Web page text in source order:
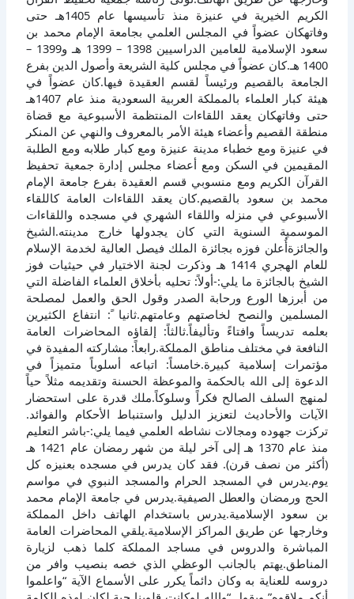
الكريم الخيرية في عنيزة منذ تأسيسها عام 1405هـ حتى
وفاتهكان عضواً في المجلس العلمي بجامعة الإمام محمد بن
سعود الإسلامية للعامين الدراسيين 1398 – 1399 هـ و1399 –
1400 هـ.كان عضواً في مجلس كلية الشريعة وأصول الدين بفرع
الجامعة بالقصيم ورئيساً لقسم العقيدة فيها.كان عضواً في
هيئة كبار العلماء بالمملكة العربية السعودية منذ عام 1407هـ
حتى وفاتهكان يعقد اللقاءات المنتظمة الأسبوعية مع قضاة
منطقة القصيم وأعضاء هيئة الأمر بالمعروف والنهي عن المنكر
في عنيزة ومع خطباء مدينة عنيزة ومع كبار طلابه ومع الطلبة
المقيمين في السكن ومع أعضاء مجلس إدارة جمعية تحفيظ
القرآن الكريم ومع منسوبي قسم العقيدة بفرع جامعة الإمام
محمد بن سعود بالقصيم.كان يعقد اللقاءات العامة كاللقاء
الأسبوعي في منزله واللقاء الشهري في مسجده واللقاءات
الموسمية السنوية التي كان يجدولها خارج مدينته.الشيخ
والجائزةأُعلن فوزه بجائزة الملك فيصل العالية لخدمة الإسلام
للعام الهجري 1414 هـ وذكرت لجنة الاختيار في حيثيات فوز
الشيخ بالجائزة ما يلي:-أولاً: تحليه بأخلاق العلماء الفاضلة التي
من أبرزها الورع ورحابة الصدر وقول الحق والعمل لمصلحة
المسلمين والنصح لخاصتهم وعامتهم.ثانيا ً: انتفاع الكثيرين
بعلمه تدريساً وافتاءً وتأليفاً.ثالثاً: إلقاؤه المحاضرات العامة
النافعة في مختلف مناطق المملكة.رابعاً: مشاركته المفيدة في
مؤتمرات إسلامية كبيرة.خامساً: اتباعه أسلوباً متميزاً في
الدعوة إلى الله بالحكمة والموعظة الحسنة وتقديمه مثلاً حياً
لمنهج السلف الصالح فكراً وسلوكاً.ملك قدرة على استحضار
الآيات والأحاديث لتعزيز الدليل واستنباط الأحكام والفوائد.
تركزت جهوده ومجالات نشاطه العلمي فيما يلي:-باشر التعليم
منذ عام 1370 هـ إلى آخر ليلة من شهر رمضان عام 1421 هـ
(أكثر من نصف قرن). فقد كان يدرس في مسجده بعنيزه كل
يوم.يدرس في المسجد الحرام والمسجد النبوي في مواسم
الحج ورمضان والعطل الصيفية.يدرس في جامعة الإمام محمد
بن سعود الإسلامية.يدرس باستخدام الهاتف داخل المملكة
وخارجها عن طريق المراكز الإسلامية.يلقي المحاضرات العامة
المباشرة والدروس في مساجد المملكة كلما ذهب لزيارة
المناطق.يهتم بالجانب الوعظي الذي خصه بنصيب وافر من
دروسه للعناية به وكان دائماً يكرر على الأسماع الآية “واعلموا